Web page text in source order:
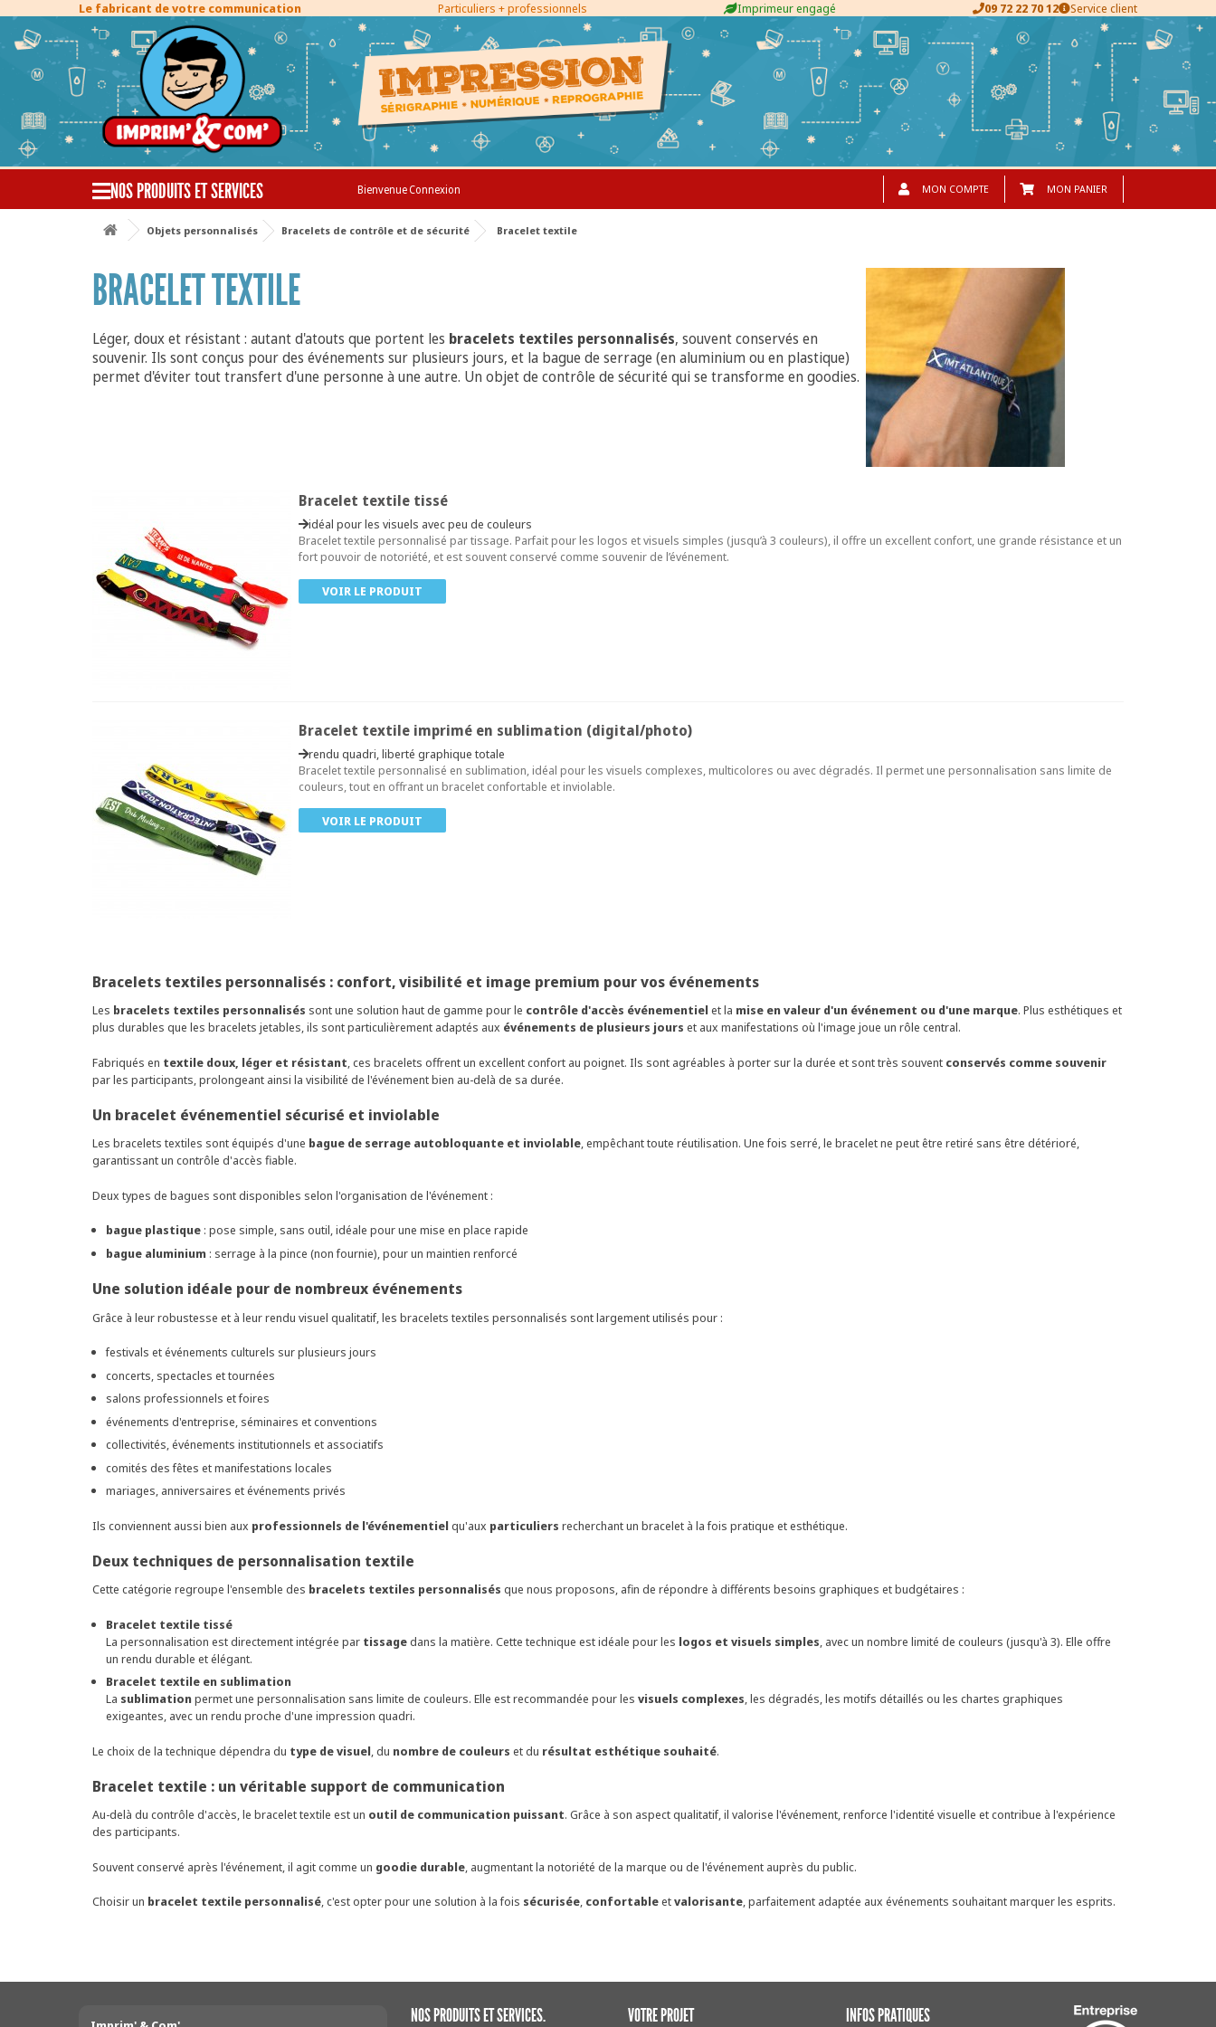
Le fabricant de votre communication Particuliers + professionnels Imprimeur engagé 09 72 22 70 12 Service client
NOS PRODUITS ET SERVICES Bienvenue Connexion MON COMPTE MON PANIER
Objets personnalisés Bracelets de contrôle et de sécurité Bracelet textile
BRACELET TEXTILE
Léger, doux et résistant : autant d'atouts que portent les bracelets textiles personnalisés, souvent conservés en
souvenir. Ils sont conçus pour des événements sur plusieurs jours, et la bague de serrage (en aluminium ou en plastique)
permet d'éviter tout transfert d'une personne à une autre. Un objet de contrôle de sécurité qui se transforme en goodies.
Bracelet textile tissé
idéal pour les visuels avec peu de couleurs
Bracelet textile personnalisé par tissage. Parfait pour les logos et visuels simples (jusqu’à 3 couleurs), il offre un excellent confort, une grande résistance et un
fort pouvoir de notoriété, et est souvent conservé comme souvenir de l’événement.
VOIR LE PRODUIT
Bracelet textile imprimé en sublimation (digital/photo)
rendu quadri, liberté graphique totale
Bracelet textile personnalisé en sublimation, idéal pour les visuels complexes, multicolores ou avec dégradés. Il permet une personnalisation sans limite de
couleurs, tout en offrant un bracelet confortable et inviolable.
VOIR LE PRODUIT
Bracelets textiles personnalisés : confort, visibilité et image premium pour vos événements
Les bracelets textiles personnalisés sont une solution haut de gamme pour le contrôle d'accès événementielet la mise en valeur d'un événement ou d'une marque. Plus esthétiques et
plus durables que les bracelets jetables, ils sont particulièrement adaptés aux événements de plusieurs jours et aux manifestations où l'image joue un rôle central.
Fabriqués en textile doux, léger et résistant, ces bracelets offrent un excellent confort au poignet. Ils sont agréables à porter sur la durée et sont très souvent conservés comme souvenir
par les participants, prolongeant ainsi la visibilité de l'événement bien au-delà de sa durée.
Un bracelet événementiel sécurisé et inviolable
Les bracelets textiles sont équipés d'une bague de serrage autobloquante et inviolable, empêchant toute réutilisation. Une fois serré, le bracelet ne peut être retiré sans être détérioré,
garantissant un contrôle d'accès fiable.
Deux types de bagues sont disponibles selon l'organisation de l'événement :
bague plastique : pose simple, sans outil, idéale pour une mise en place rapide
bague aluminium : serrage à la pince (non fournie), pour un maintien renforcé
Une solution idéale pour de nombreux événements
Grâce à leur robustesse et à leur rendu visuel qualitatif, les bracelets textiles personnalisés sont largement utilisés pour :
festivals et événements culturels sur plusieurs jours
concerts, spectacles et tournées
salons professionnels et foires
événements d'entreprise, séminaires et conventions
collectivités, événements institutionnels et associatifs
comités des fêtes et manifestations locales
mariages, anniversaires et événements privés
Ils conviennent aussi bien aux professionnels de l'événementielqu'aux particuliers recherchant un bracelet à la fois pratique et esthétique.
Deux techniques de personnalisation textile
Cette catégorie regroupe l'ensemble des bracelets textiles personnalisés que nous proposons, afin de répondre à différents besoins graphiques et budgétaires :
Bracelet textile tissé
La personnalisation est directement intégrée par tissagedans la matière. Cette technique est idéale pour les logos et visuels simples, avec un nombre limité de couleurs (jusqu'à 3). Elle offre
un rendu durable et élégant.
Bracelet textile en sublimation
La sublimationpermet une personnalisation sans limite de couleurs. Elle est recommandée pour les visuels complexes, les dégradés, les motifs détaillés ou les chartes graphiques
exigeantes, avec un rendu proche d'une impression quadri.
Le choix de la technique dépendra du type de visuel, du nombre de couleurs et du résultat esthétique souhaité.
Bracelet textile : un véritable support de communication
Au-delà du contrôle d'accès, le bracelet textile est un outil de communication puissant. Grâce à son aspect qualitatif, il valorise l'événement, renforce l'identité visuelle et contribue à l'expérience
des participants.
Souvent conservé après l'événement, il agit comme un goodie durable, augmentant la notoriété de la marque ou de l'événement auprès du public.
Choisir un bracelet textile personnalisé, c'est opter pour une solution à la fois sécurisée, confortableetvalorisante, parfaitement adaptée aux événements souhaitant marquer les esprits.
NOS PRODUITS ET SERVICES. VOTRE PROJET INFOS PRATIQUES